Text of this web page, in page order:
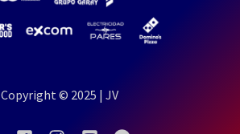
Copyright © 2025 | JV